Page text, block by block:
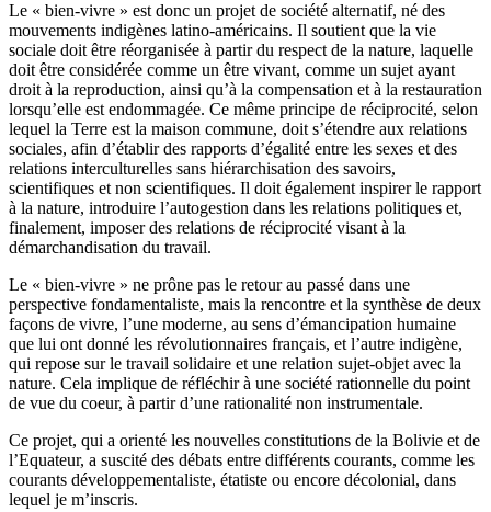
Le « bien-vivre » est donc un projet de société alternatif, né des
mouvements indigènes latino-américains. Il soutient que la vie
sociale doit être réorganisée à partir du respect de la nature, laquelle
doit être considérée comme un être vivant, comme un sujet ayant
droit à la reproduction, ainsi qu’à la compensation et à la restauration
lorsqu’elle est endommagée. Ce même principe de réciprocité, selon
lequel la Terre est la maison commune, doit s’étendre aux relations
sociales, afin d’établir des rapports d’égalité entre les sexes et des
relations interculturelles sans hiérarchisation des savoirs,
scientifiques et non scientifiques. Il doit également inspirer le rapport
à la nature, introduire l’autogestion dans les relations politiques et,
finalement, imposer des relations de réciprocité visant à la
démarchandisation du travail.
Le « bien-vivre » ne prône pas le retour au passé dans une
perspective fondamentaliste, mais la rencontre et la synthèse de deux
façons de vivre, l’une moderne, au sens d’émancipation humaine
que lui ont donné les révolutionnaires français, et l’autre indigène,
qui repose sur le travail solidaire et une relation sujet-objet avec la
nature. Cela implique de réfléchir à une société rationnelle du point
de vue du coeur, à partir d’une rationalité non instrumentale.
Ce projet, qui a orienté les nouvelles constitutions de la Bolivie et de
l’Equateur, a suscité des débats entre différents courants, comme les
courants développementaliste, étatiste ou encore décolonial, dans
lequel je m’inscris.